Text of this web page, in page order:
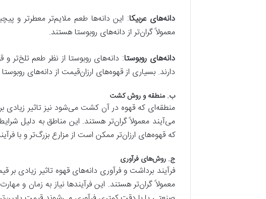
دانههای عربیکا: این دانه‌ها طعم ملایم‌تر معطرتر و
معمولاً گران‌تر از دانه‌های روبوستا هستند.
دانههای روبوستا: دانه‌های روبوستا از نظر طعم تلخ‌تر
دارند. بسیاری از قهوه‌های ارزان‌قیمت از دانه‌های
ب.منطقه و روش کشت
منطقه‌ای که قهوه در آن کشت می‌شود نیز تاثیر زیادی
می‌آیند معمولاً گران‌تر هستند. این مناطق به دلیل
که قهوه‌های ارزان‌تر ممکن است از مزارع بزرگ‌تر و با
ج.روشهای فرآوری
فرآیند برداشت و فرآوری دانه‌های قهوه تاثیر زیادی
معمولاً گران‌تر هستند. این فرآیندها نیاز به زمان و